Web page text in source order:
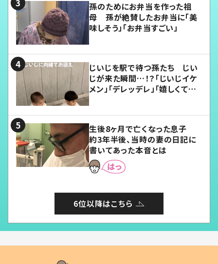
孫のためにお弁当を作った祖
母 孫が絶賛したお弁当に「美
味しそう」「お弁当すごい」
じいじを駅で待つ孫たち じい
じが来た瞬間…！？「じいじイケ
メン」「デレッデレ」「嬉しくて可
生後8ヶ月で亡くなった息子
約3年半後、当時の妻の日記に
書いてあった本音とは
6位以降はこちら